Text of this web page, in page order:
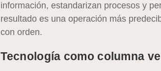
información, estandarizan procesos y
resultado es una operación más
con orden.
Tecnología como columna